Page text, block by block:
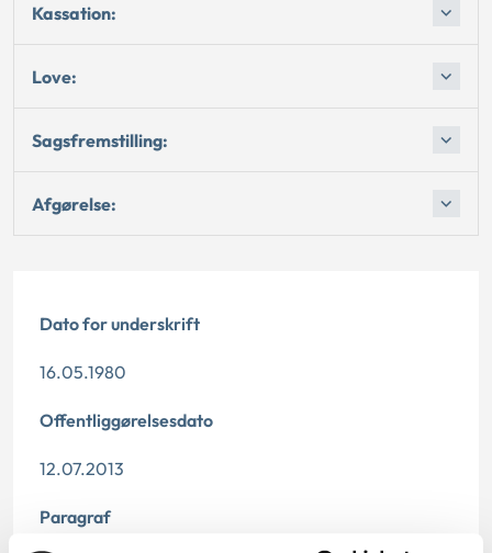
Kassation:
Love:
Sagsfremstilling:
Afgørelse:
Dato for underskrift
16.05.1980
Offentliggørelsesdato
12.07.2013
Paragraf